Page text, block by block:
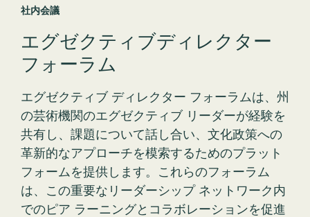
エグゼクティブディレクター
フォーラム
エグゼクティブ ディレクター フォーラムは、州
の芸術機関のエグゼクティブ リーダーが経験を
共有し、課題について話し合い、文化政策への
革新的なアプローチを模索するためのプラット
フォームを提供します。これらのフォーラム
は、この重要なリーダーシップ ネットワーク内
でのピア ラーニングとコラボレーションを促進
します。